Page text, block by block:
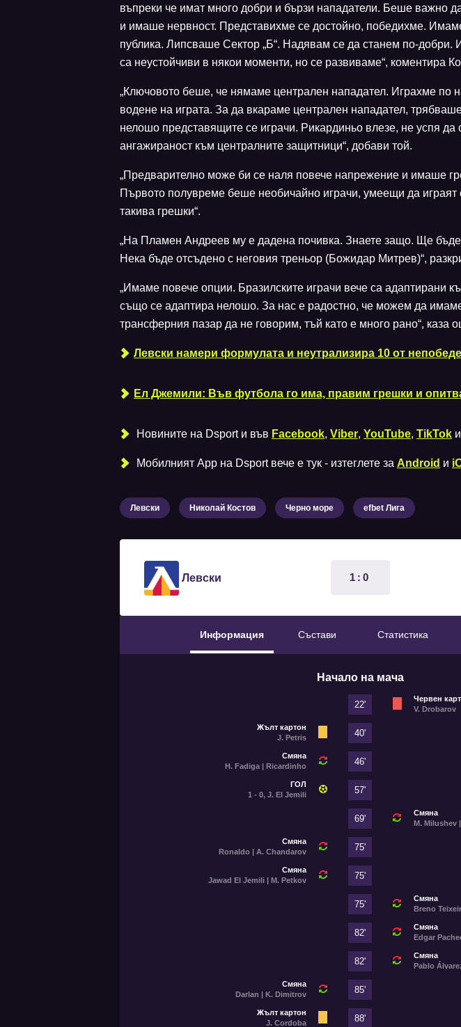
въпреки че имат много добри и бързи нападатели. Беше важно
и имаше нервност. Представихме се достойно, победихме.
публика. Липсваше Сектор „Б“. Надявам се да станем по-добри.
са неустойчиви в някои моменти, но се развиваме“, коментира
„Ключовото беше, че нямаме централен нападател. Играхме по
водене на играта. За да вкараме централен нападател,
нелошо представящите се играчи. Рикардиньо влезе, не успя
ангажираност към централните защитници“, добави той.
„Предварително може би се наля повече напрежение и имаше
Първото полувреме беше необичайно играчи, умеещи да играят
такива грешки“.
„На Пламен Андреев му е дадена почивка. Знаете защо. Ще
Нека бъде отсъдено с неговия треньор (Божидар Митрев)“,
„Имаме повече опции. Бразилските играчи вече са адаптирани
също се адаптира нелошо. За нас е радостно, че можем да
трансферния пазар да не говорим, тъй като е много рано“, каза
Левски намери формулата и неутрализира 10 от
Ел Джемили: Във футбола го има, правим грешки и
Новините на Dsport и във Facebook, Viber, YouTube, TikTok и
Мобилният Аpp на Dsport вече е тук - изтеглете за Android и
Левски Николай Костов Черно море efbet Лига
Левски 1:0
Информация Състави Статистика
Начало на мача
Червен
V. Drobarov
22'
Жълт картон
J. Petris
40'
Смяна
H. Fadiga | Ricardinho
46'
ГОЛ
1 - 0, J. El Jemili
57'
Смяна
M. Milushev
69'
Смяна
Ronaldo | A. Chandarov
75'
Смяна
Jawad El Jemili | M. Petkov
75'
Смяна
Breno
75'
Смяна
Edgar
82'
Смяна
Pablo
82'
Смяна
Darlan | K. Dimitrov
85'
Жълт картон
J. Cordoba
88'